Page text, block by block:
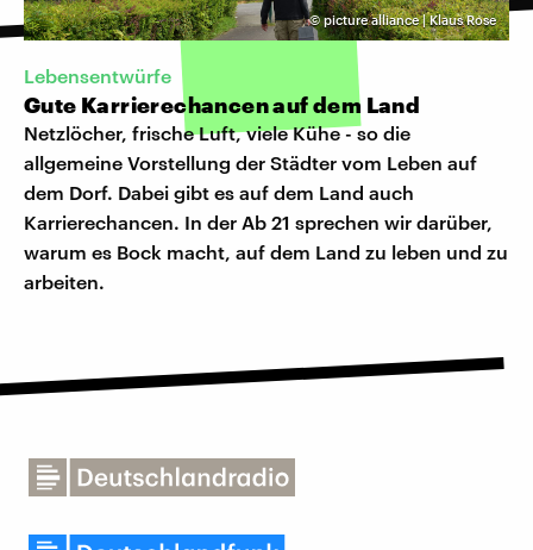
©picture alliance | Klaus Rose
Lebensentwürfe
Gute Karrierechancen auf dem Land
Netzlöcher, frische Luft, viele Kühe - so die
allgemeine Vorstellung der Städter vom Leben auf
dem Dorf. Dabei gibt es auf dem Land auch
Karrierechancen. In der Ab 21 sprechen wir darüber,
warum es Bock macht, auf dem Land zu leben und zu
arbeiten.